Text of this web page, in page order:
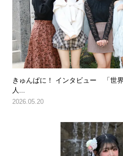
きゅんぱに！ インタビュー 「世
人...
2026.05.20